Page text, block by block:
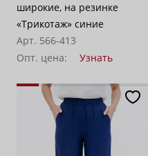
широкие, на резинке
«Трикотаж» синие
Арт. 566-413
Опт. цена:
Узнать